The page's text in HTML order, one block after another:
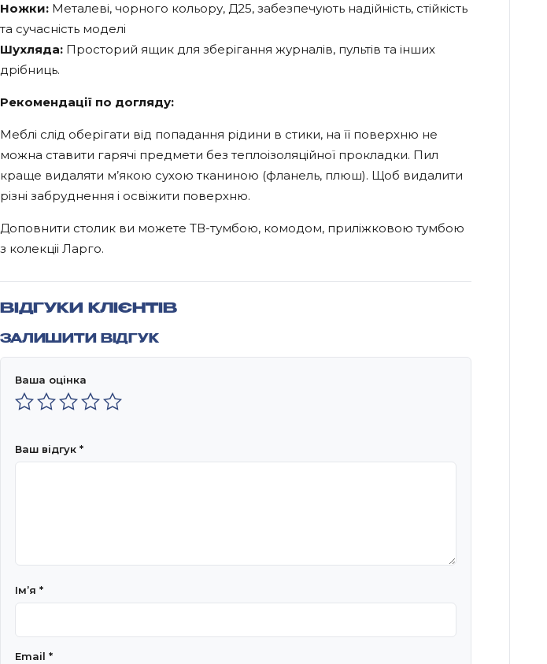
Ножки: Металеві, чорного кольору, Д25, забезпечують надійність, стійкість
та сучасність моделі
Шухляда: Просторий ящик для зберігання журналів, пультів та інших
дрібниць.
Рекомендації по догляду:
Меблі слід оберігати від попадання рідини в стики, на її поверхню не
можна ставити гарячі предмети без теплоізоляційної прокладки. Пил
краще видаляти м’якою сухою тканиною (фланель, плюш). Щоб видалити
різні забруднення і освіжити поверхню.
Доповнити столик ви можете ТВ-тумбою, комодом, приліжковою тумбою
з колекціі Ларго.
ВІДГУКИ КЛІЄНТІВ
ЗАЛИШИТИ ВІДГУК
Ваша оцінка
Ваш відгук *
Імʼя *
Email *